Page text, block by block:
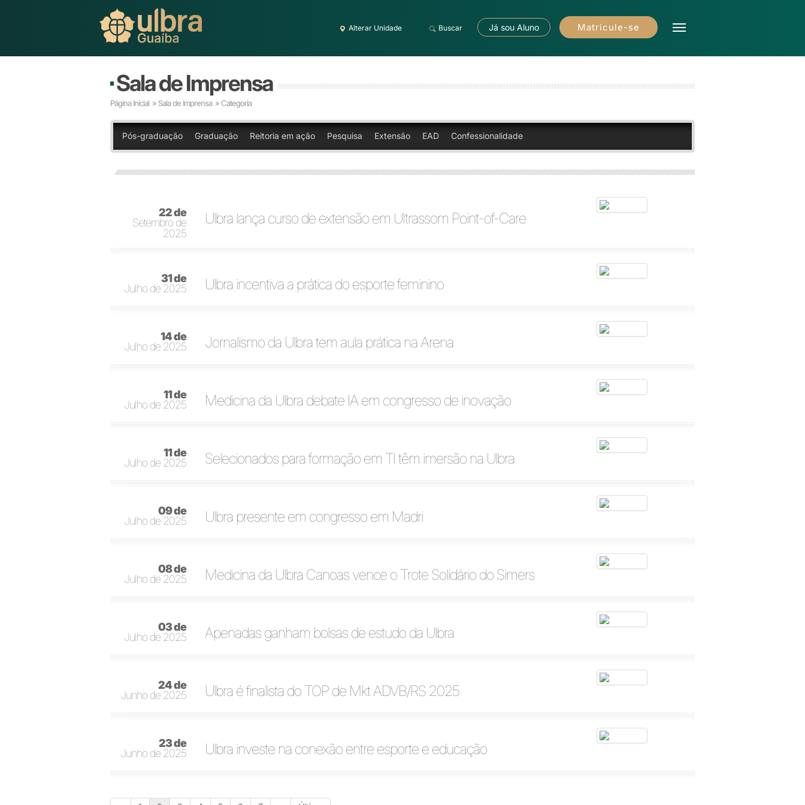
Alterar Unidade Buscar Já sou Aluno Matricule-se
Sala de Imprensa
Página Inicial » Sala de Imprensa » Categoria
Pós-graduação Graduação Reitoria em ação Pesquisa Extensão EAD Confessionalidade
22 de
Setembro de
2025
Ulbra lança curso de extensão em Ultrassom Point-of-Care
31 de
Julho de 2025
Ulbra incentiva a prática do esporte feminino
14 de
Julho de 2025
Jornalismo da Ulbra tem aula prática na Arena
11 de
Julho de 2025
Medicina da Ulbra debate IA em congresso de inovação
11 de
Julho de 2025
Selecionados para formação em TI têm imersão na Ulbra
09 de
Julho de 2025
Ulbra presente em congresso em Madri
08 de
Julho de 2025
Medicina da Ulbra Canoas vence o Trote Solidário do Simers
03 de
Julho de 2025
Apenadas ganham bolsas de estudo da Ulbra
24 de
Junho de 2025
Ulbra é finalista do TOP de Mkt ADVB/RS 2025
23 de
Junho de 2025
Ulbra investe na conexão entre esporte e educação